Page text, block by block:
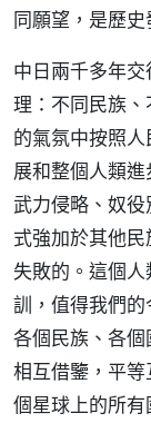
同願望，是歷史
中日兩千多年
理：不同民族
的氣氛中按照
展和整個人類
武力侵略、奴
式強加於其他
失敗的。這個
訓，值得我們的
各個民族、各個
相互借鑒，平
個星球上的所